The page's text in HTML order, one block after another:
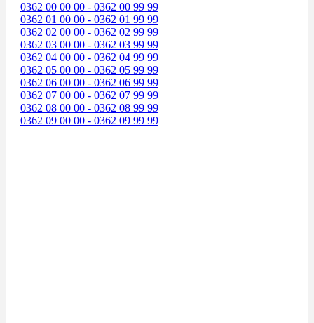
0362 00 00 00 - 0362 00 99 99
0362 01 00 00 - 0362 01 99 99
0362 02 00 00 - 0362 02 99 99
0362 03 00 00 - 0362 03 99 99
0362 04 00 00 - 0362 04 99 99
0362 05 00 00 - 0362 05 99 99
0362 06 00 00 - 0362 06 99 99
0362 07 00 00 - 0362 07 99 99
0362 08 00 00 - 0362 08 99 99
0362 09 00 00 - 0362 09 99 99